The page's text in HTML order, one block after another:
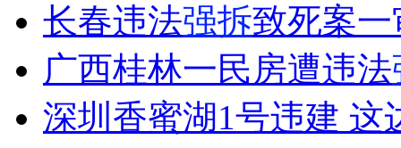
外交部：有关国家言论片面不公正
安徽一实载49人客车翻车
长春违法强拆致死案
广西桂林一民房遭违法
深圳香蜜湖1号违建 这